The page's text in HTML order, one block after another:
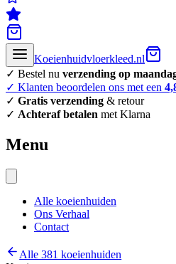
Koeienhuidvloerkleed.nl
✓ Bestel nu verzending op
✓ Klanten beoordelen ons met een
✓ Gratis verzending & retour
✓ Achteraf betalen met Klarna
Menu
Alle koeienhuiden
Ons Verhaal
Contact
Alle 381 koeienhuiden